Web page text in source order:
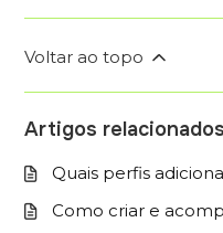
Voltar ao topo
Artigos relacionados
Quais perfis
Como criar e